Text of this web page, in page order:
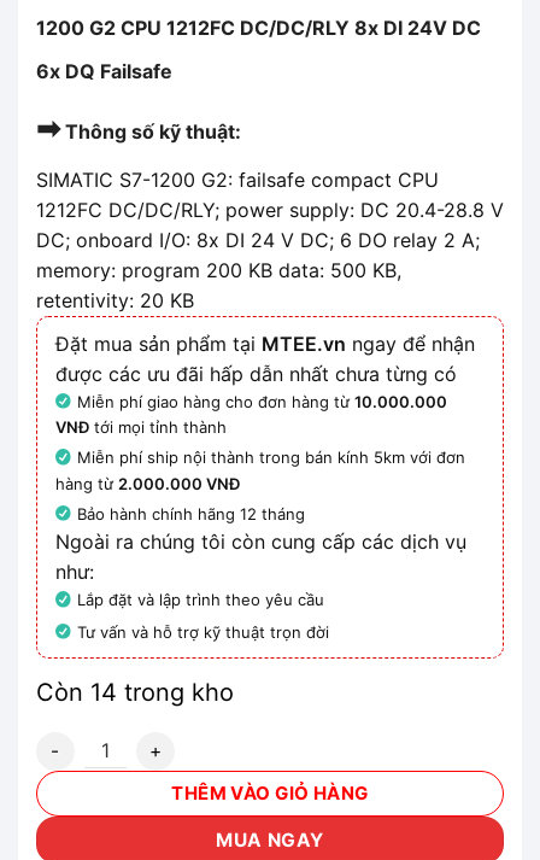
1200 G2 CPU 1212FC DC/DC/RLY 8x DI 24V DC
6x DQ Failsafe
➡Thông số kỹ thuật:
SIMATIC S7-1200 G2: failsafe compact CPU
1212FC DC/DC/RLY; power supply: DC 20.4-28.8 V
DC; onboard I/O: 8x DI 24 V DC; 6 DO relay 2 A;
memory: program 200 KB data: 500 KB,
retentivity: 20 KB
Đặt mua sản phẩm tại MTEE.vn ngay để nhận
được các ưu đãi hấp dẫn nhất chưa từng có
Miễn phí giao hàng cho đơn hàng từ10.000.000
VNĐ tới mọi tỉnh thành
Miễn phí ship nội thành trong bán kính 5km với đơn
hàng từ 2.000.000 VNĐ
Bảo hành chính hãng 12 tháng
Ngoài ra chúng tôi còn cung cấp các dịch vụ
như:
Lắp đặt và lập trình theo yêu cầu
Tư vấn và hỗ trợ kỹ thuật trọn đời
Còn 14 trong kho
6ES7212-1HF50-0XB0 - PLC S7 1200 G2 CPU 1212FC DC/
THÊM VÀO GIỎ HÀNG
MUA NGAY